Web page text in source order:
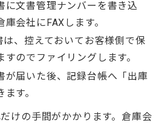
に文書管理ナンバーを書き込
会社にFAXします。
は、控えておいてお客様側で保
のでファイリングします。
が届いた後、記録台帳へ「出庫
す。
けの手間がかかります。倉庫会